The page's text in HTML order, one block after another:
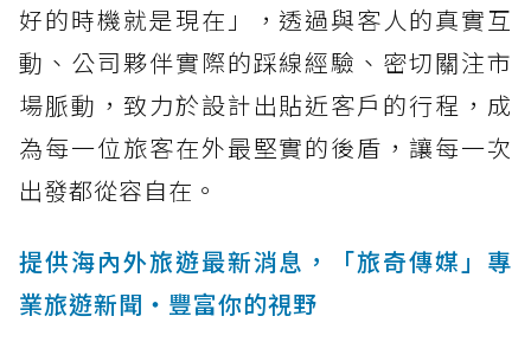
好的時機就是現在」，透過與客人的真實互
動、公司夥伴實際的踩線經驗、密切關注市
場脈動，致力於設計出貼近客戶的行程，成
為每一位旅客在外最堅實的後盾，讓每一次
出發都從容自在。
提供海內外旅遊最新消息，「旅奇傳媒」專
業旅遊新聞‧豐富你的視野